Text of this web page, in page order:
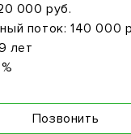
000 руб.
поток: 140 000
лет
Позвонить